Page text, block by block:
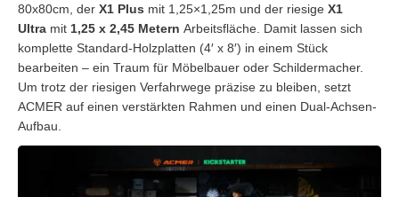
80x80cm, der X1 Plus mit 1,25×1,25m und der riesige X1
Ultra mit 1,25 x 2,45 Metern Arbeitsfläche. Damit lassen sich
komplette Standard-Holzplatten (4′ x 8′) in einem Stück
bearbeiten – ein Traum für Möbelbauer oder Schildermacher.
Um trotz der riesigen Verfahrwege präzise zu bleiben, setzt
ACMER auf einen verstärkten Rahmen und einen Dual-Achsen-
Aufbau.